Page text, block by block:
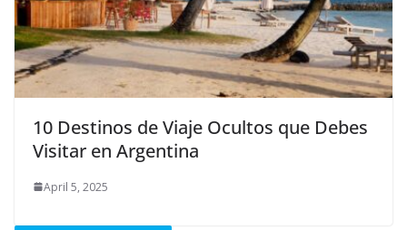
10 Destinos de Viaje Ocultos que Debes
Visitar en Argentina
April 5, 2025